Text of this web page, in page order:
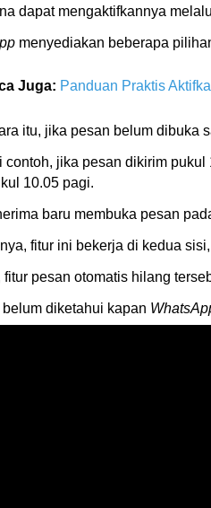
dapat mengaktifkannya
menyediakan beberapa
Juga: Panduan Praktis
itu, jika pesan belum dibuka
contoh, jika pesan dikirim
10.05 pagi.
baru membuka pesan
fitur ini bekerja di kedua
fitur pesan otomatis hilang
belum diketahui kapan